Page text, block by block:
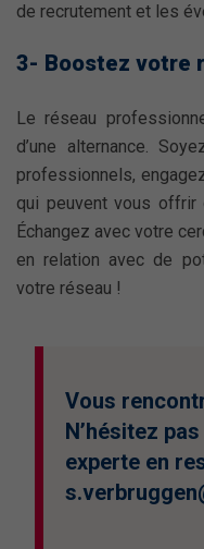
de recrutement et les
3- Boostez votre
Le réseau
d’une alternance.
professionnels,
qui peuvent vous
Échangez avec votre
en relation avec de
votre réseau !
Vous
N’hésitez
experte en